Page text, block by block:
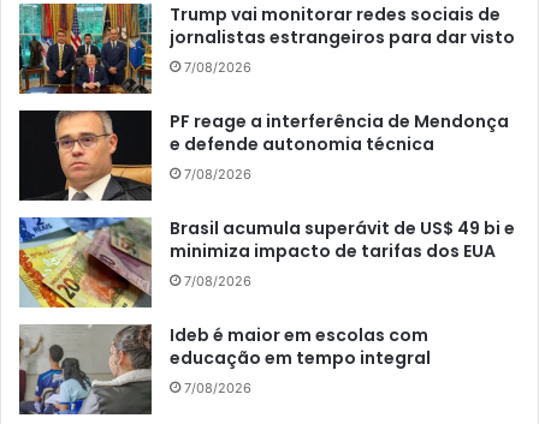
Trump vai monitorar redes sociais de
jornalistas estrangeiros para dar visto
7/08/2026
PF reage a interferência de Mendonça
e defende autonomia técnica
7/08/2026
Brasil acumula superávit de US$ 49 bi e
minimiza impacto de tarifas dos EUA
7/08/2026
Ideb é maior em escolas com
educação em tempo integral
7/08/2026